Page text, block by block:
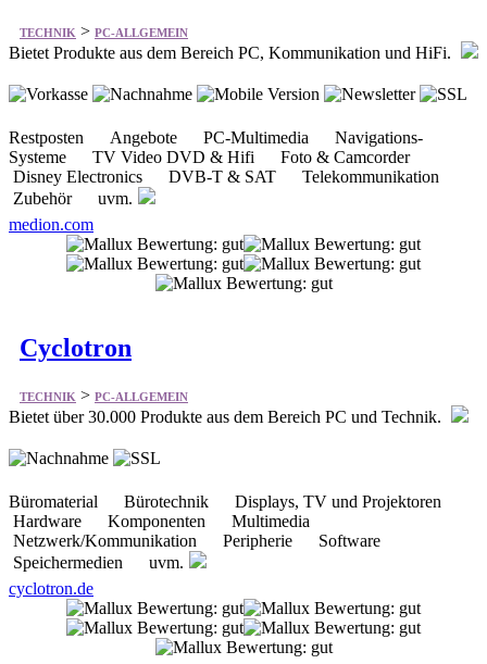
TECHNIK > PC-ALLGEMEIN
Bietet Produkte aus dem Bereich PC, Kommunikation und HiFi.
Restposten Angebote PC-Multimedia Navigations-
Systeme TV Video DVD & Hifi Foto & Camcorder
Disney Electronics DVB-T & SAT Telekommunikation
Zubehör uvm.
medion.com
Cyclotron
TECHNIK > PC-ALLGEMEIN
Bietet über 30.000 Produkte aus dem Bereich PC und Technik.
Büromaterial Bürotechnik Displays, TV und Projektoren
Hardware Komponenten Multimedia
Netzwerk/Kommunikation Peripherie Software
Speichermedien uvm.
cyclotron.de